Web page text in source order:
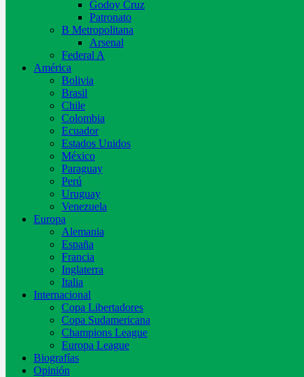
Godoy Cruz
Patronato
B Metropolitana
Arsenal
Federal A
América
Bolivia
Brasil
Chile
Colombia
Ecuador
Estados Unidos
México
Paraguay
Perú
Uruguay
Venezuela
Europa
Alemania
España
Francia
Inglaterra
Italia
Internacional
Copa Libertadores
Copa Sudamericana
Champions League
Europa League
Biografías
Opinión